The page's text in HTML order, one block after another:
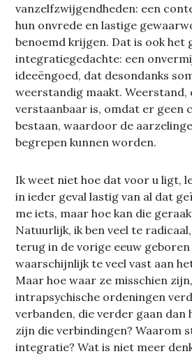
vanzelfzwijgendheden: een
hun onvrede en lastige
benoemd krijgen. Dat is ook het
integratiegedachte: een
ideeëngoed, dat desondanks
weerstandig maakt. Weerstand,
verstaanbaar is, omdat er geen
bestaan, waardoor de
begrepen kunnen worden.
Ik weet niet hoe dat voor u ligt,
in ieder geval lastig van al dat
me iets, maar hoe kan die
Natuurlijk, ik ben veel te
terug in de vorige eeuw geboren
waarschijnlijk te veel vast aan
Maar hoe waar ze misschien
intrapsychische ordeningen
verbanden, die verder gaan dan
zijn die verbindingen? Waarom
integratie? Wat is niet meer